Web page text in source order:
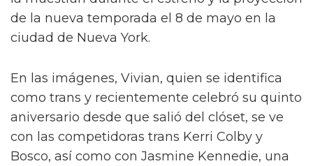
Vivian Wilson estuvo tras bambalinas con el
elenco de Rupaul’s Drag Race All Stars 10.
Según Pink News, Vivian compartió fotos del
evento en Threads, la competencia de Meta